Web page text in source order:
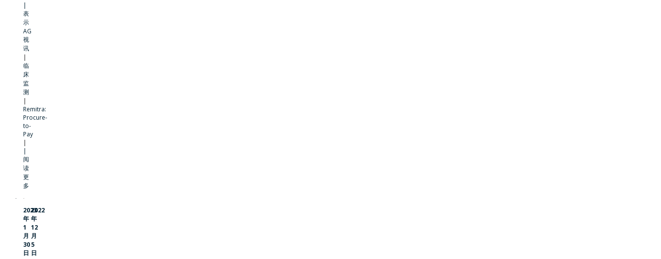
|
表
示
AG
视
讯
|
临
床
监
测
|
Remitra:
Procure-
to-
Pay
|
|
阅
读
更
多
2023
年
1
月
30
日
2022
年
12
月
5
日